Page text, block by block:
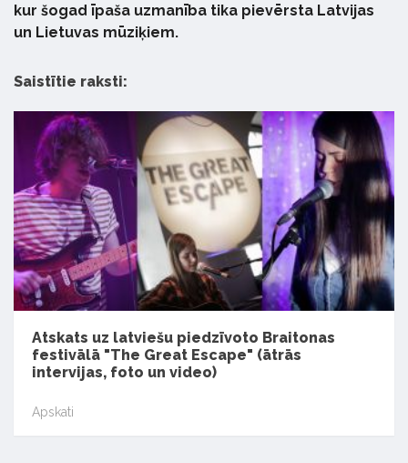
kur šogad īpaša uzmanība tika pievērsta Latvijas
un Lietuvas mūziķiem.
Saistītie raksti:
Atskats uz latviešu piedzīvoto Braitonas
festivālā "The Great Escape" (ātrās
intervijas, foto un video)
Apskati